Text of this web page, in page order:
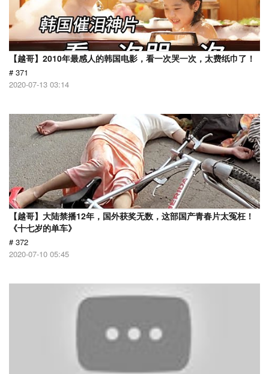
【越哥】2010年最感人的韩国电影，看一次哭一次，太费纸巾了！
# 371
2020-07-13 03:14
【越哥】大陆禁播12年，国外获奖无数，这部国产青春片太冤枉！
《十七岁的单车》
# 372
2020-07-10 05:45